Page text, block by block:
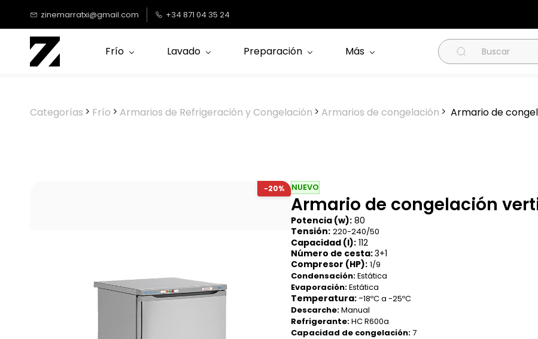
contenido
principal
zinemarratxi@gmail.com +34 871 04 35 24
Frío Lavado Preparación Más
Categorías Frío Armarios de Refrigeración y Congelación Armarios de congelación Armario de
-20% NUEVO
Armario de congelación
Potencia (w): 80
Tensión: 220-240/50
Capacidad (l): 112
Número de cesta:3+1
Compresor (HP): 1/9
Condensación:Estática
Evaporación:Estática
Temperatura: -18ºC a -25ºC
Descarche:Manual
Refrigerante:HC R600a
Capacidad de congelación:7